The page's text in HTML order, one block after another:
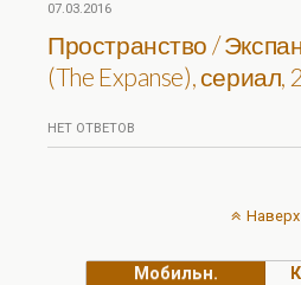
07.03.2016
Пространство /
(The Expanse), сериал,
НЕТ ОТВЕТОВ
Наверх
Мобильн.